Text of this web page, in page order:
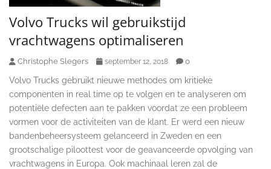
Volvo Trucks wil gebruikstijd
vrachtwagens optimaliseren
Christophe Slegers september 12, 2018 0
Volvo Trucks gebruikt nieuwe methodes om kritieke
componenten in real time op te volgen en te analyseren om
potentiële defecten aan te pakken voordat ze een probleem
vormen voor de activiteiten van de klant. Er werd een nieuw
bandenbeheersysteem gelanceerd in Zweden en een
grootschalige piloottest voor de geavanceerde opvolging van
vrachtwagens in Europa. Ook machinaal leren zal de